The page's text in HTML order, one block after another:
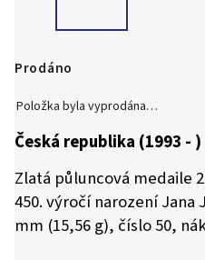
Prodáno
Položka byla vyprodána…
Česká republika (1993 - )
Zlatá půluncová medaile
450. výročí narození Jana
mm (15,56 g), číslo 50,